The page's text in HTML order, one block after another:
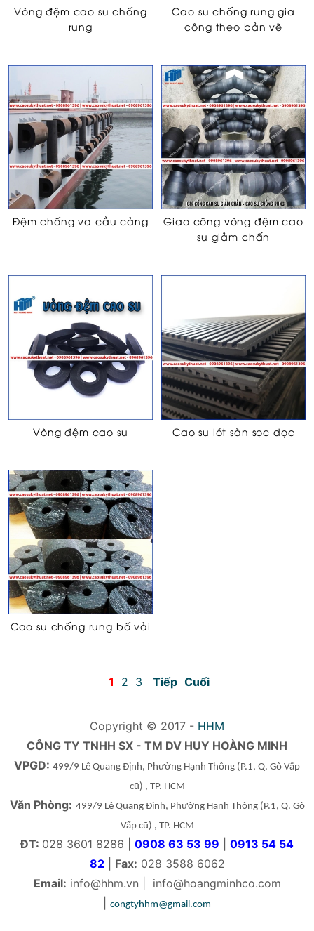
Vòng đệm cao su chống
rung
Cao su chống rung gia
công theo bản vẽ
Đệm chống va cầu cảng
Giao công vòng đệm cao
su giảm chấn
Vòng đệm cao su Cao su lót sàn sọc dọc
Cao su chống rung bố vải
1 2 3 Tiếp Cuối
Copyright © 2017 - HHM
CÔNG TY TNHH SX - TM DV HUY HOÀNG MINH
VPGD: 499/9 Lê Quang Định, Phường Hạnh Thông (P.1, Q. Gò Vấp
cũ) , TP. HCM
Văn Phòng: 499/9 Lê Quang Định, Phường Hạnh Thông(P.1, Q. Gò
Vấp cũ) , TP. HCM
ĐT: 028 3601 8286 | 0908 63 53 99
0913 54 54
82| Fax: 028 3588 6062
Email: info@hhm.vn
info@hoangminhco.com
congtyhhm@gmail.com